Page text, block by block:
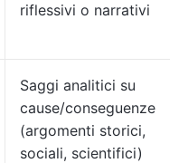
riflessivi o narrativi
Saggi analitici su
cause/conseguenze
(argomenti storici,
sociali, scientifici)